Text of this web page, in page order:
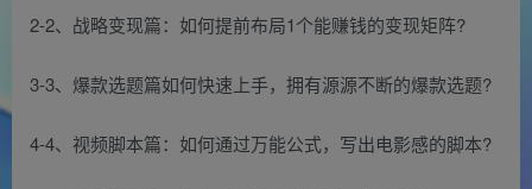
2-2、战略变现篇：如何提前布局1个能赚钱的变现矩阵?
3-3、爆款选题篇如何快速上手，拥有源源不断的爆款选题?
4-4、视频脚本篇：如何通过万能公式，写出电影感的脚本?